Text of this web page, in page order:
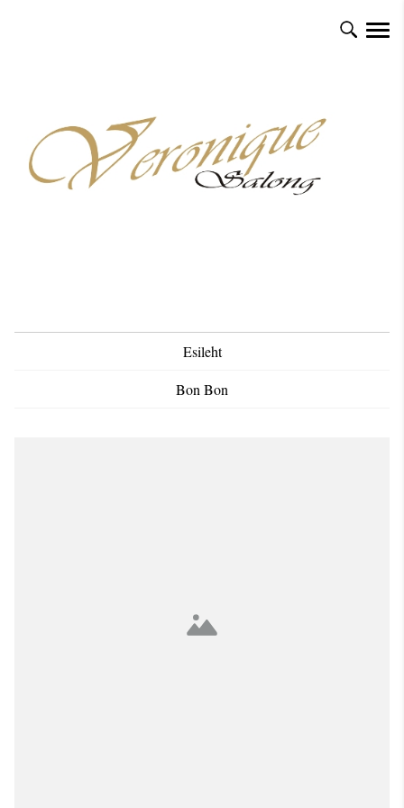
Esileht
Bon Bon